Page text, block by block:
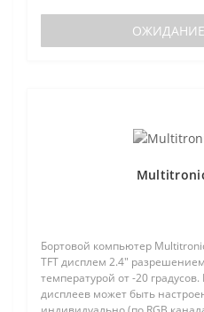
ОЖИДАНИЕ
Бортовой компьютер
TFT дисплем 2.4"
температурой от -20
дисплеев может быть